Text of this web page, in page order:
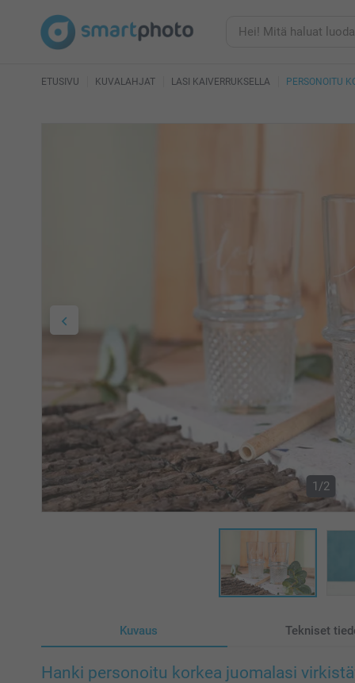
ETUSIVU KUVALAHJAT LASI KAIVERRUKSELLA PERSONOITU
1/2
Kuvaus Tekniset
Hanki personoitu korkea juomalasi